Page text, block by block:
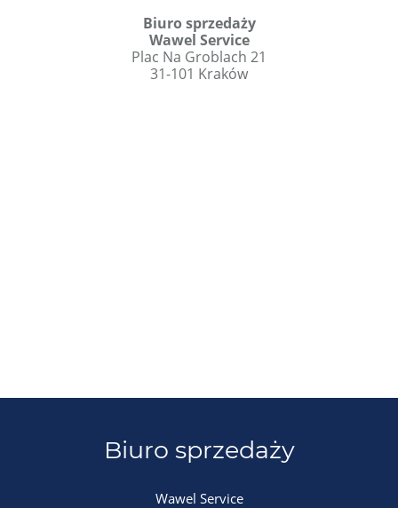
Biuro sprzedaży
Wawel Service
Plac Na Groblach 21
31-101 Kraków
Biuro sprzedaży
Wawel Service